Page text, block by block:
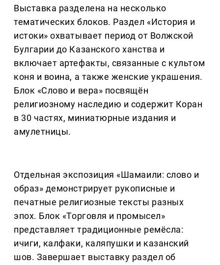
Выставка разделена на несколько
тематических блоков. Раздел «История и
истоки» охватывает период от Волжской
Булгарии до Казанского ханства и
включает артефакты, связанные с культом
коня и воина, а также женские украшения.
Блок «Слово и вера» посвящён
религиозному наследию и содержит Коран
в 30 частях, миниатюрные издания и
амулетницы.
Отдельная экспозиция «Шамаили: слово и
образ» демонстрирует рукописные и
печатные религиозные тексты разных
эпох. Блок «Торговля и промысел»
представляет традиционные ремёсла:
ичиги, калфаки, каляпушки и казанский
шов. Завершает выставку раздел об